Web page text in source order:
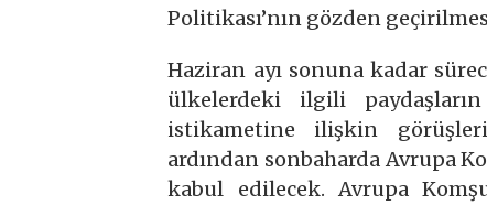
Politikası’nın gözden
Haziran ayı sonuna kadar
ülkelerdeki ilgili
istikametine ilişkin
ardından sonbaharda Avrupa
kabul edilecek. Avrupa